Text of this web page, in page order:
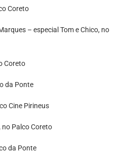
Coreto
– especial Tom e Chico, no
Coreto
da Ponte
Cine Pirineus
no Palco Coreto
da Ponte